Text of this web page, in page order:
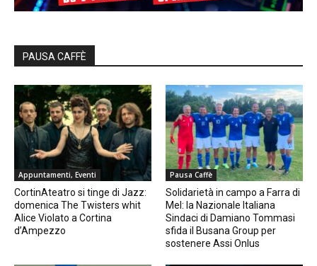
PAUSA CAFFÈ
Appuntamenti, Eventi
CortinAteatro si tinge di Jazz:
domenica The Twisters whit
Alice Violato a Cortina
d’Ampezzo
Pausa Caffè
Solidarietà in campo a Farra di
Mel: la Nazionale Italiana
Sindaci di Damiano Tommasi
sfida il Busana Group per
sostenere Assi Onlus